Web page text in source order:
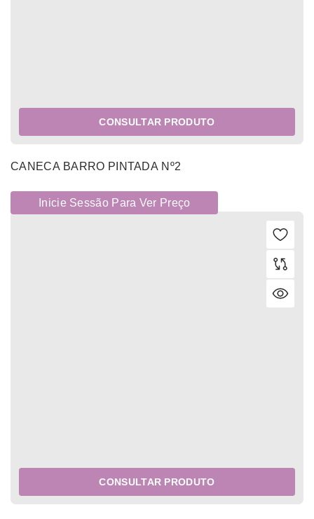
CONSULTAR PRODUTO
CANECA BARRO PINTADA Nº2
Inicie Sessão Para Ver Preço
CONSULTAR PRODUTO